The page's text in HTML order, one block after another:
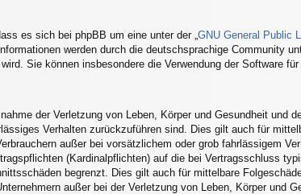
es sich bei phpBB um eine unter der „ GNU General Public
werden durch die deutschsprachige Community
Sie können insbesondere die Verwendung der Software
der Verletzung von Leben, Körper und Gesundheit
Verhalten zurückzuführen sind. Dies gilt auch für
außer bei vorsätzlichem oder grob fahrlässigem
(Kardinalpflichten) auf die bei Vertragsschluss
begrenzt. Dies gilt auch für mittelbare
außer bei der Verletzung von Leben, Körper und